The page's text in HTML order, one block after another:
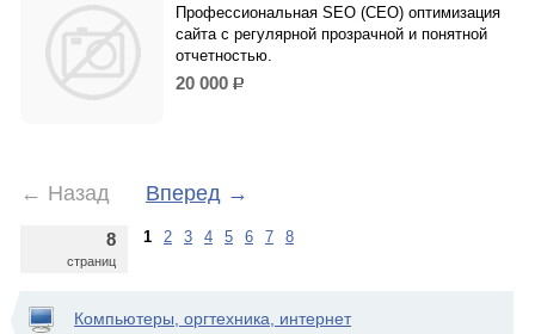
Профессиональная SEO (СЕО) оптимизация
сайта с регулярной прозрачной и понятной
отчетностью.
20 000 р.
← Назад Вперед →
8
страниц
1 2 3 4 5 6 7 8
Компьютеры, оргтехника, интернет